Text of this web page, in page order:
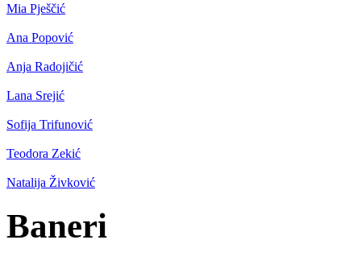
Mia Pješčić
Ana Popović
Anja Radojičić
Lana Srejić
Sofija Trifunović
Teodora Zekić
Natalija Živković
Baneri